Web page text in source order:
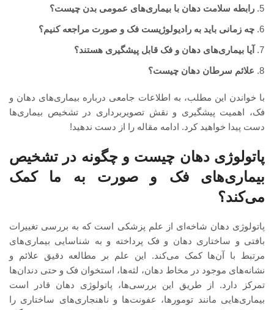
رابطه سلامت دهان با بیماری‌های عمومی بدن چیست؟
چه زمانی باید به رادیولوژیست فک و صورت مراجعه کنیم؟
آیا بیماری‌های دهان و فک قابل پیشگیری هستند؟
علائم سرطان دهان چیست؟
با خواندن این مطلب، به اطلاعات جامعی درباره بیماری‌های دهان و
فک، اهمیت پیشگیری و نقش تصویربرداری در تشخیص بیماری‌ها
دست پیدا خواهید کرد. ادامه مقاله را از دست ندهید!
پاتولوژی دهان چیست و چگونه در تشخیص
بیماری‌های فک و صورت به ما کمک
می‌کند؟
پاتولوژی دهان شاخه‌ای از علم پزشکی است که به بررسی تغییرات
بافتی و ساختاری دهان و فک پرداخته و به شناسایی بیماری‌های
مرتبط با آن‌ها کمک می‌کند. این علم بر مطالعه دقیق علائم و
نشانه‌های موجود در مخاط دهان، لثه‌ها، استخوان فک و حتی دندان‌ها
تمرکز دارد. از طریق این بررسی‌ها، پاتولوژی دهان قادر است
بیماری‌هایی مانند تومورها، عفونت‌ها و ناهنجاری‌های ساختاری را